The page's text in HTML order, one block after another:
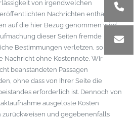
von irgendwelchen
Nachrichten enthalten
auf die hier Bezug genommen wird.
dieser Seiten fremde
Bestimmungen verletzen, so bitten
Nachricht ohne Kostennote. Wir
beanstandeten Passagen
ohne dass von Ihrer Seite die
erforderlich ist. Dennoch von
ausgelöste Kosten
und gegebenenfalls